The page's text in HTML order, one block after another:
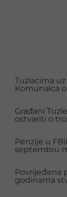
Tuzlacima
Komunalca
Građani
ostvariti o
Penzije u
septembru
Povrijeđena
godinama